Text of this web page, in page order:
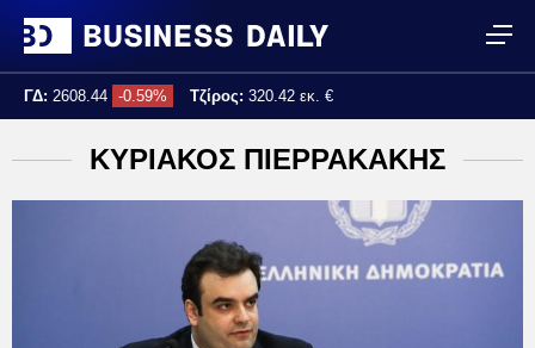
ΓΔ: 2608.44 -0.59% Τζίρος: 320.42 εκ. €
ΚΥΡΙΑΚΟΣ ΠΙΕΡΡΑΚΑΚΗΣ